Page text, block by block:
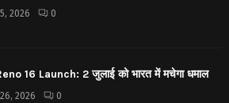
2026 0
16 Launch: 2 जुलाई को भारत में मचेगा धमाल
2026 0